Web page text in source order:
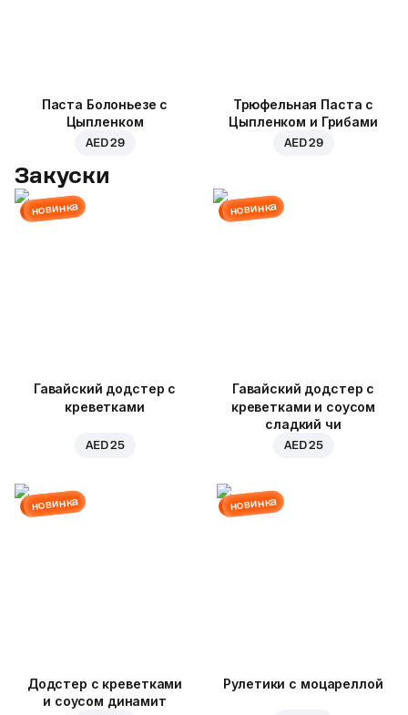
Паста Болоньезе с
Цыпленком
AED 29
Трюфельная Паста с
Цыпленком и Грибами
AED 29
Закуски
новинка
Гавайский додстер с
креветками
AED 25
новинка
Гавайский додстер с
креветками и соусом
сладкий чи
AED 25
новинка
Додстер с креветками
и соусом динамит
новинка
Рулетики с моцареллой